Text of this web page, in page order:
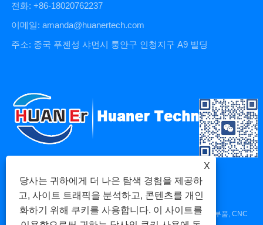
전화: +86-18020762237
이메일: amanda@huanertech.com
주소: 중국 푸젠성 샤먼시 퉁안구 인청지구 A9 빌딩
저작권 © 2023 Xiamen Huaner Technology Co., Ltd - CNC 기계 부품, CNC
X
당사는 귀하에게 더 나은 탐색 경험을 제공하
고, 사이트 트래픽을 분석하고, 콘텐츠를 개인
화하기 위해 쿠키를 사용합니다. 이 사이트를